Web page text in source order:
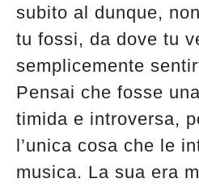
subito al dunque,
tu fossi, da dove tu
semplicemente
Pensai che fosse
timida e introversa,
l’unica cosa che le
musica. La sua era